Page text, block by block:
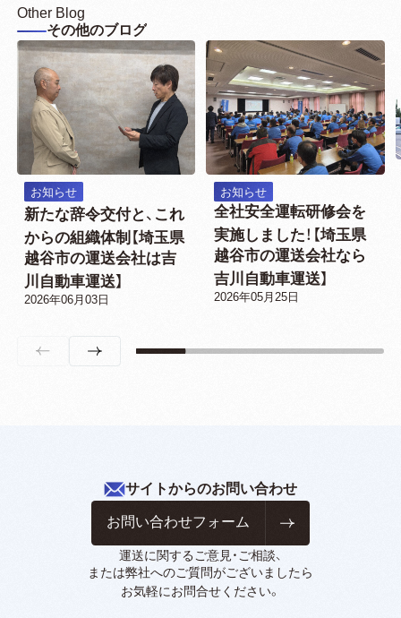
その他のブログ
Other Blog
お知らせ
新たな辞令交付と、これ
からの組織体制【埼玉県
越谷市の運送会社は吉
川自動車運送】
2026年06月03日
お知らせ
全社安全運転研修会を
実施しました！【埼玉県
越谷市の運送会社なら
吉川自動車運送】
2026年05月25日
サイトからのお問い合わせ
お問い合わせフォーム
運送に関するご意見・ご相談、
または弊社へのご質問がございましたら
お気軽にお問合せください。